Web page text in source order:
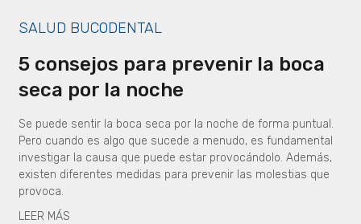
SALUD BUCODENTAL
5 consejos para prevenir la boca
seca por la noche
Se puede sentir la boca seca por la noche de forma puntual.
Pero cuando es algo que sucede a menudo, es fundamental
investigar la causa que puede estar provocándolo. Además,
existen diferentes medidas para prevenir las molestias que
provoca.
LEER MÁS